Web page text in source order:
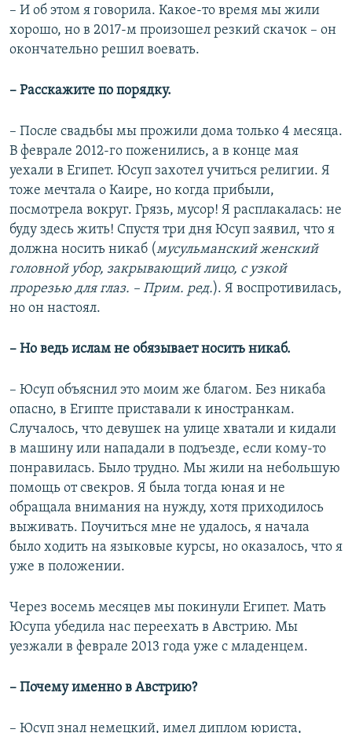
– И об этом я говорила. Какое-то время мы жили
хорошо, но в 2017-м произошел резкий скачок – он
окончательно решил воевать.
– Расскажите по порядку.
– После свадьбы мы прожили дома только 4 месяца.
В феврале 2012-го поженились, а в конце мая
уехали в Египет. Юсуп захотел учиться религии. Я
тоже мечтала о Каире, но когда прибыли,
посмотрела вокруг. Грязь, мусор! Я расплакалась: не
буду здесь жить! Спустя три дня Юсуп заявил, что я
должна носить никаб (мусульманский женский
головной убор, закрывающий лицо, с узкой
прорезью для глаз. – Прим. ред.). Я воспротивилась,
но он настоял.
– Но ведь ислам не обязывает носить никаб.
– Юсуп объяснил это моим же благом. Без никаба
опасно, в Египте приставали к иностранкам.
Случалось, что девушек на улице хватали и кидали
в машину или нападали в подъезде, если кому-то
понравилась. Было трудно. Мы жили на небольшую
помощь от свекров. Я была тогда юная и не
обращала внимания на нужду, хотя приходилось
выживать. Поучиться мне не удалось, я начала
было ходить на языковые курсы, но оказалось, что я
уже в положении.
Через восемь месяцев мы покинули Египет. Мать
Юсупа убедила нас переехать в Австрию. Мы
уезжали в феврале 2013 года уже с младенцем.
– Почему именно в Австрию?
– Юсуп знал немецкий, имел диплом юриста,